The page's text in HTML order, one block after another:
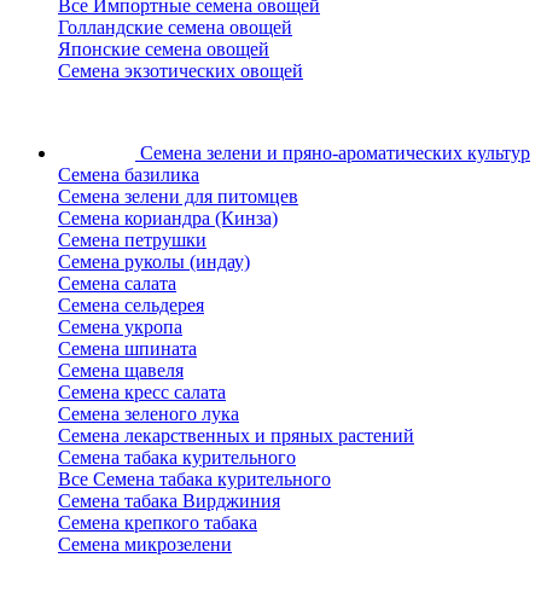
Все Импортные семена овощей
Голландские семена овощей
Японские семена овощей
Семена экзотических овощей
Семена зелени и пряно-ароматических культур
Семена базилика
Семена зелени для питомцев
Семена кориандра (Кинза)
Семена петрушки
Семена руколы (индау)
Семена салата
Семена сельдерея
Семена укропа
Семена шпината
Семена щавеля
Семена кресс салата
Семена зеленого лука
Семена лекарственных и пряных растений
Семена табака курительного
Все Семена табака курительного
Семена табака Вирджиния
Семена крепкого табака
Семена микрозелени